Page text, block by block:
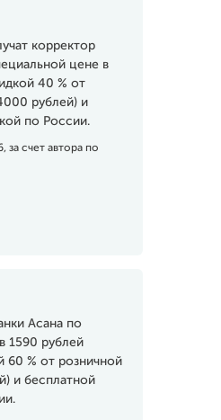
корректор
цене в
40 % от
рублей) и
по России.
за счет автора по
Асана по
1590 рублей
60 % от розничной
и бесплатной